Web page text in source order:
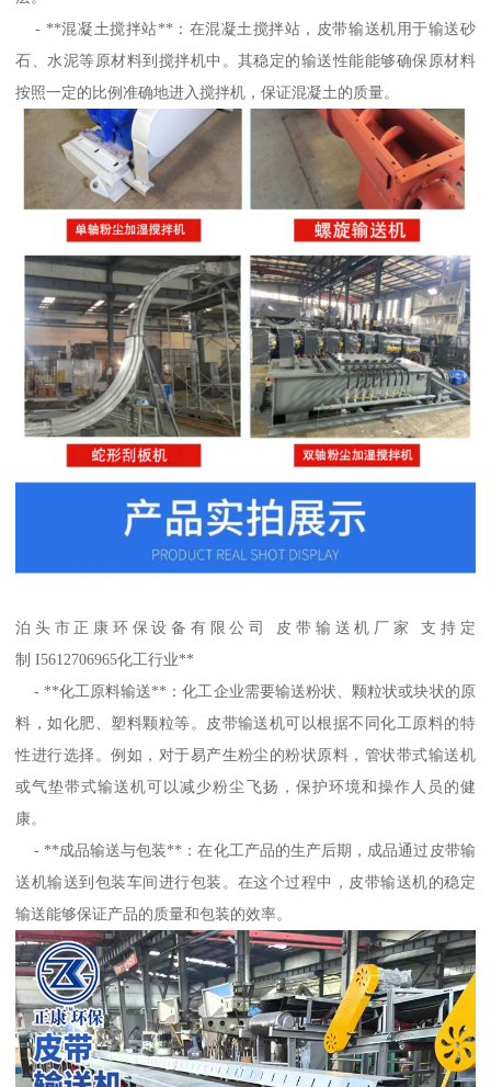
- **混凝土搅拌站**：在混凝土搅拌站，皮带输送机用于输送砂
石、水泥等原材料到搅拌机中。其稳定的输送性能能够确保原材料
按照一定的比例准确地进入搅拌机，保证混凝土的质量。
泊头市正康环保设备有限公司 皮带输送机厂家 支持定
制 I5612706965化工行业**
- **化工原料输送**：化工企业需要输送粉状、颗粒状或块状的原
料，如化肥、塑料颗粒等。皮带输送机可以根据不同化工原料的特
性进行选择。例如，对于易产生粉尘的粉状原料，管状带式输送机
或气垫带式输送机可以减少粉尘飞扬，保护环境和操作人员的健
康。
- **成品输送与包装**：在化工产品的生产后期，成品通过皮带输
送机输送到包装车间进行包装。在这个过程中，皮带输送机的稳定
输送能够保证产品的质量和包装的效率。